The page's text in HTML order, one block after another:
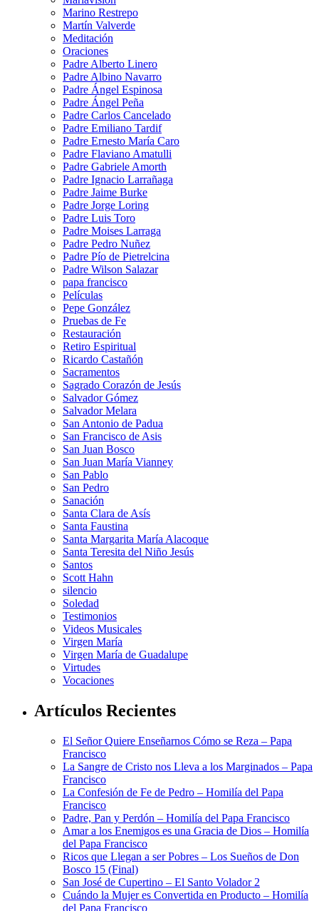
Marino Restrepo
Martín Valverde
Meditación
Oraciones
Padre Alberto Linero
Padre Albino Navarro
Padre Ángel Espinosa
Padre Ángel Peña
Padre Carlos Cancelado
Padre Emiliano Tardif
Padre Ernesto María Caro
Padre Flaviano Amatulli
Padre Gabriele Amorth
Padre Ignacio Larrañaga
Padre Jaime Burke
Padre Jorge Loring
Padre Luis Toro
Padre Moises Larraga
Padre Pedro Nuñez
Padre Pío de Pietrelcina
Padre Wilson Salazar
papa francisco
Películas
Pepe González
Pruebas de Fe
Restauración
Retiro Espiritual
Ricardo Castañón
Sacramentos
Sagrado Corazón de Jesús
Salvador Gómez
Salvador Melara
San Antonio de Padua
San Francisco de Asis
San Juan Bosco
San Juan María Vianney
San Pablo
San Pedro
Sanación
Santa Clara de Asís
Santa Faustina
Santa Margarita María Alacoque
Santa Teresita del Niño Jesús
Santos
Scott Hahn
silencio
Soledad
Testimonios
Videos Musicales
Virgen María
Virgen María de Guadalupe
Virtudes
Vocaciones
Artículos Recientes
El Señor Quiere Enseñarnos Cómo se Reza – Papa
Francisco
La Sangre de Cristo nos Lleva a los Marginados – Papa
Francisco
La Confesión de Fe de Pedro – Homilía del Papa
Francisco
Padre, Pan y Perdón – Homilía del Papa Francisco
Amar a los Enemigos es una Gracia de Dios – Homilía
del Papa Francisco
Ricos que Llegan a ser Pobres – Los Sueños de Don
Bosco 15 (Final)
San José de Cupertino – El Santo Volador 2
Cuándo la Mujer es Convertida en Producto – Homilía
del Papa Francisco